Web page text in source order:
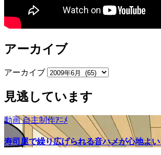
アーカイブ
アーカイブ
見逃しています
動画自主制作ｱﾆﾒ
寿司屋で繰り広げられる音ハメが心地よ